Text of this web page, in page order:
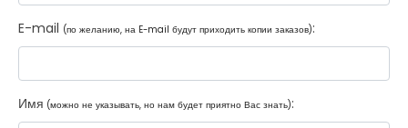
E-mail (по желанию, на E-mail будут приходить копии заказов):
Имя (можно не указывать, но нам будет приятно Вас знать):